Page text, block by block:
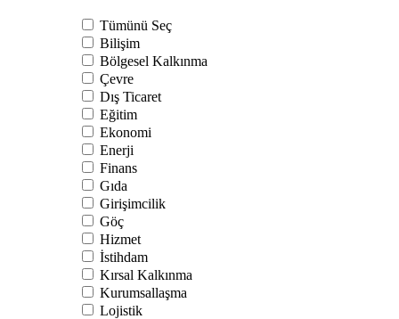
Tümünü Seç
Bilişim
Bölgesel Kalkınma
Çevre
Dış Ticaret
Eğitim
Ekonomi
Enerji
Finans
Gıda
Girişimcilik
Göç
Hizmet
İstihdam
Kırsal Kalkınma
Kurumsallaşma
Lojistik